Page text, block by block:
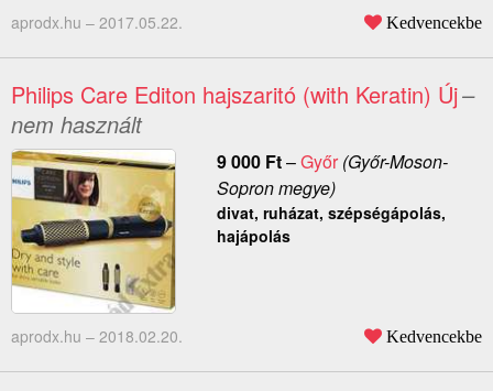
aprodx.hu – 2017.05.22. Kedvencekbe
Philips Care Editon hajszaritó (with Keratin) Új–
nem használt
9 000 Ft–Győr(Győr-Moson-
Sopron megye)
divat, ruházat, szépségápolás,
hajápolás
aprodx.hu – 2018.02.20. Kedvencekbe